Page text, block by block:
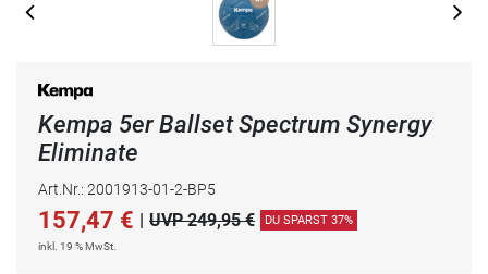
Kempa 5er Ballset Spectrum Synergy
Eliminate
Art.Nr.: 2001913-01-2-BP5
157,47 € | UVP 249,95 € DU SPARST 37%
inkl. 19 % MwSt.